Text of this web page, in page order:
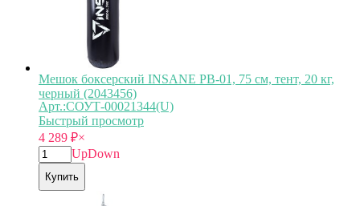
Мешок боксерский INSANE PB-01, 75 см, тент, 20 кг,
черный (2043456)
Арт.:СОУТ-00021344(U)
Быстрый просмотр
4 289 ₽×
UpDown
Купить